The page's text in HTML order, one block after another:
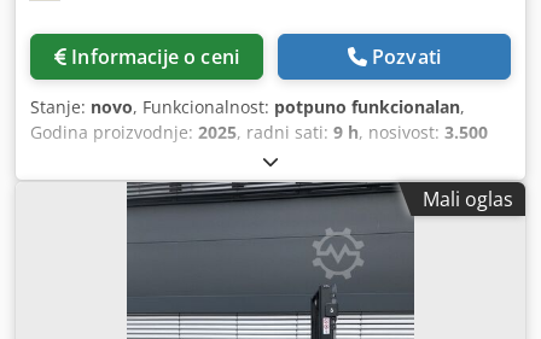
Informacije o ceni Pozvati
Stanje: novo, Funkcionalnost: potpuno funkcionalan,
Godina proizvodnje: 2025, radni sati: 9 h, nosivost: 3.500
, slobodno podizanje:
mm, vrsta goriva:dizel, tip jarma:triplex, građevinska
2.180 mm, snaga:45 kW (61,18 KS)
, širina nosivog
1.190 mm , dužina viljuške:1.200 mm
, ukupna dužina:
1.290 mm
Centar opterećenja: 500 ISO klasa: ISO klasa 3 = 2.500 -
Mali oglas